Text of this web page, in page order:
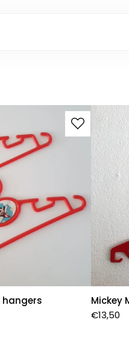
hangers
Mickey
€13,50